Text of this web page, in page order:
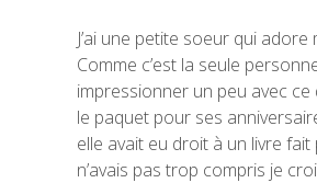
J’ai une petite soeur qui adore
Comme c’est la seule
impressionner un peu avec ce
le paquet pour ses
elle avait eu droit à un livre fait
n’avais pas trop compris je